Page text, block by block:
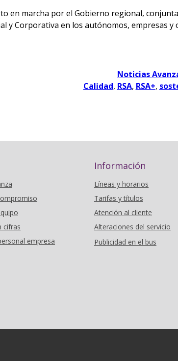
en marcha por el Gobierno regional,
y Corporativa en los autónomos, empresas
Noticias
Calidad, RSA, RSA+,
cifras
empresa
Información
Líneas y horarios
Tarifas y títulos
Atención al cliente
Alteraciones del servicio
Publicidad en el bus